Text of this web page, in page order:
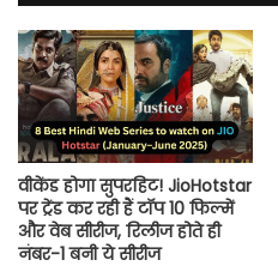
वीकेंड होगा सुपरहिट! JioHotstar
पर ट्रेंड कर रही हैं टॉप 10 फिल्में
और वेब सीरीज, रिलीज होते ही
नंबर-1 बनी ये सीरीज